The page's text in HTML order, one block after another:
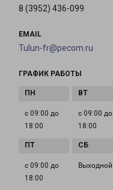
8 (3952) 436-099
EMAIL
Tulun-fr@pecom.ru
ГРАФИК РАБОТЫ
с 09:00 до
18:00
с 09:00 до
18:00
с 09:00 до
18:00
Выходной